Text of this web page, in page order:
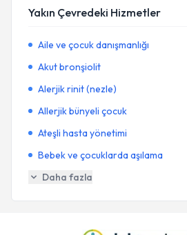
Yakın Çevredeki Hizmetler
Aile ve çocuk danışmanlığı
Akut bronşiolit
Alerjik rinit (nezle)
Allerjik bünyeli çocuk
Ateşli hasta yönetimi
Bebek ve çocuklarda aşılama
Daha fazla